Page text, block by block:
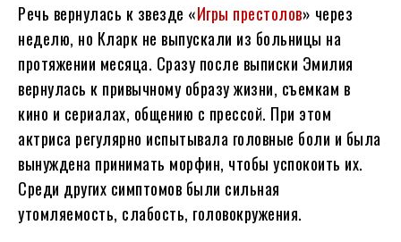
Речь вернулась к звезде «Игры престолов» через
неделю, но Кларк не выпускали из больницы на
протяжении месяца. Сразу после выписки Эмилия
вернулась к привычному образу жизни, съемкам в
кино и сериалах, общению с прессой. При этом
актриса регулярно испытывала головные боли и была
вынуждена принимать морфин, чтобы успокоить их.
Среди других симптомов были сильная
утомляемость, слабость, головокружения.